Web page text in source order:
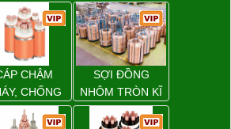
CHẬM
CHỐNG
CHÁY
SỢI ĐỒNG
NHÔM TRÒN KĨ
THUẬT ĐIỆN